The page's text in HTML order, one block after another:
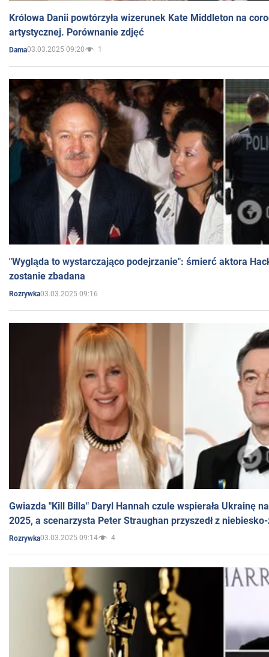
Królowa Danii powtórzyła wizerunek Kate Middleton na
artystycznej. Porównanie zdjęć
Dama03.03.2025 09:20 1
"Wygląda to wystarczająco podejrzanie": śmierć aktora
zostanie zbadana
Rozrywka03.03.2025 09:16
Gwiazda "Kill Billa" Daryl Hannah czule wspierała Ukrainę
2025, a scenarzysta Peter Straughan przyszedł z
Rozrywka03.03.2025 09:14 4